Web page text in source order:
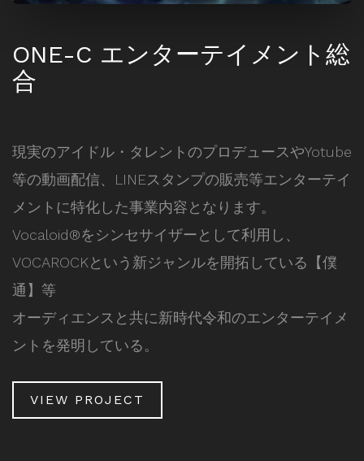
ONE-C エンターテイメント総
合
現実のアイドル・タレントのプロデュースやYotube
等の動画配信、LINEスタンプの販売等エンターテイ
メントに特化した事業内容となります。
Vocaloid®をシンセサイザーとして利用し、
VOCAROCKという新ジャンルを開拓している【僕
通】等
オーディエンスと共に新時代令和のエンターテイメ
ントを発明している。
VIEW PROJECT